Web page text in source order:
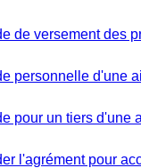
de versement des
personnelle d'une
pour un tiers d'une
l'agrément pour